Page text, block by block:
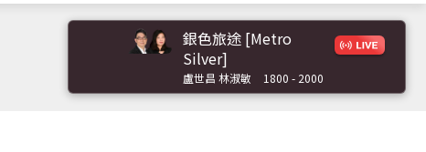
銀色旅途 [Metro
Silver]
盧世昌 林淑敏 1800 - 2000